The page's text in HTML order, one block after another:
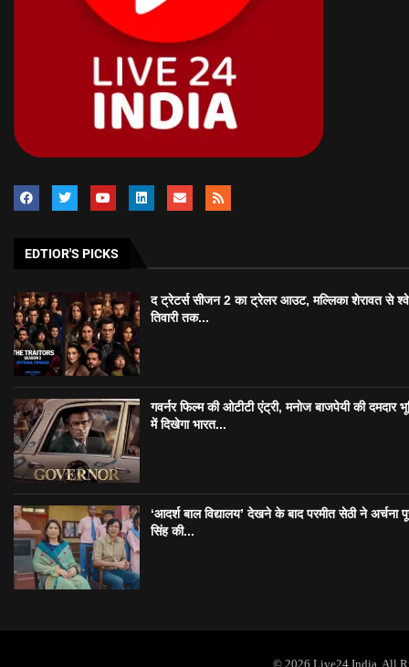
EDTIOR'S PICKS
द ट्रेटर्स सीजन 2 का ट्रेलर आउट, मल्लिका शेरावत से
तिवारी तक...
गवर्नर फिल्म की ओटीटी एंट्री, मनोज बाजपेयी की दमदार
में दिखेगा भारत...
‘आदर्श बाल विद्यालय’ देखने के बाद परमीत सेठी ने अर्चना
सिंह की...
© 2026 Live24 India. All